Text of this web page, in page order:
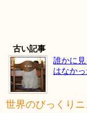
古い記事
誰かに
はなか
世界のびっくりニ